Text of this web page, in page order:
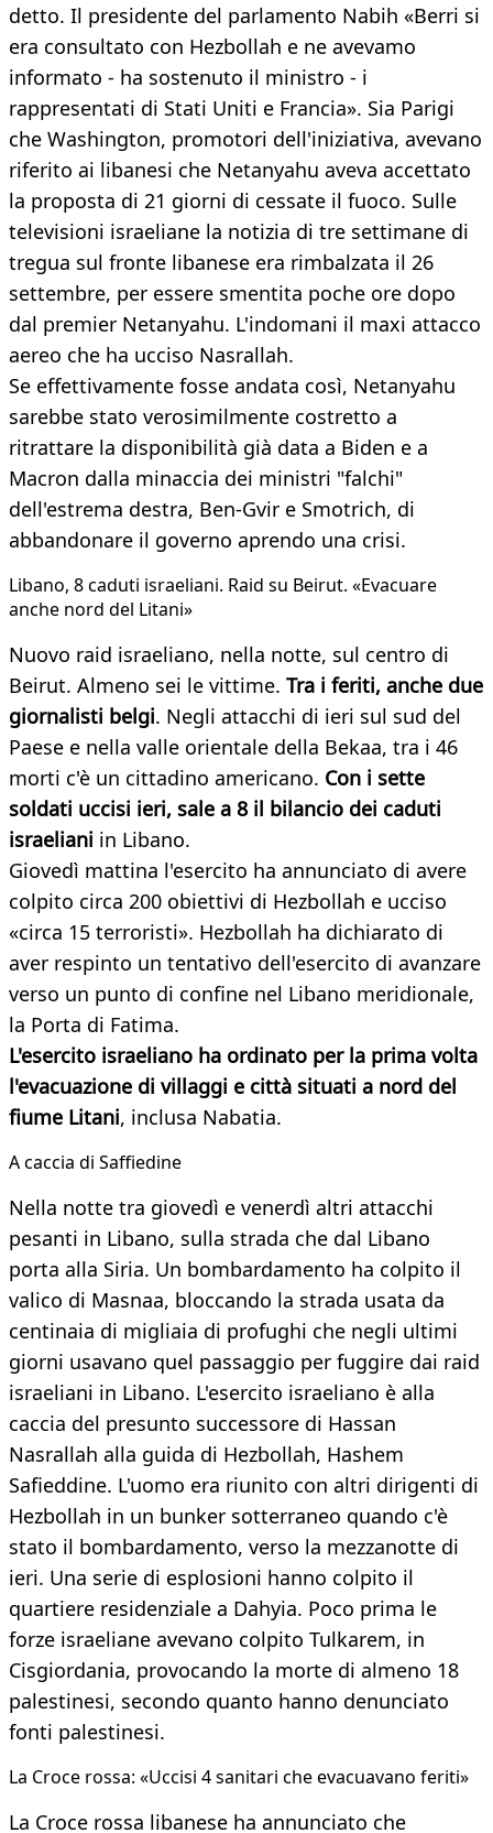
detto. Il presidente del parlamento Nabih «Berri si
era consultato con Hezbollah e ne avevamo
informato - ha sostenuto il ministro - i
rappresentati di Stati Uniti e Francia». Sia Parigi
che Washington, promotori dell'iniziativa, avevano
riferito ai libanesi che Netanyahu aveva accettato
la proposta di 21 giorni di cessate il fuoco. Sulle
televisioni israeliane la notizia di tre settimane di
tregua sul fronte libanese era rimbalzata il 26
settembre, per essere smentita poche ore dopo
dal premier Netanyahu. L'indomani il maxi attacco
aereo che ha ucciso Nasrallah.
Se effettivamente fosse andata così, Netanyahu
sarebbe stato verosimilmente costretto a
ritrattare la disponibilità già data a Biden e a
Macron dalla minaccia dei ministri "falchi"
dell'estrema destra, Ben-Gvir e Smotrich, di
abbandonare il governo aprendo una crisi.
Libano, 8 caduti israeliani. Raid su Beirut. «Evacuare
anche nord del Litani»
Nuovo raid israeliano, nella notte, sul centro di
Beirut. Almeno sei le vittime. Tra i feriti, anche due
giornalisti belgi. Negli attacchi di ieri sul sud del
Paese e nella valle orientale della Bekaa, tra i 46
morti c'è un cittadino americano. Con i sette
soldati uccisi ieri, sale a 8 il bilancio dei caduti
israeliani in Libano.
Giovedì mattina l'esercito ha annunciato di avere
colpito circa 200 obiettivi di Hezbollah e ucciso
«circa 15 terroristi». Hezbollah ha dichiarato di
aver respinto un tentativo dell'esercito di avanzare
verso un punto di confine nel Libano meridionale,
la Porta di Fatima.
L'esercito israeliano ha ordinato per la prima volta
l'evacuazione di villaggi e città situati a nord del
fiume Litani, inclusa Nabatia.
A caccia di Saffiedine
Nella notte tra giovedì e venerdì altri attacchi
pesanti in Libano, sulla strada che dal Libano
porta alla Siria. Un bombardamento ha colpito il
valico di Masnaa, bloccando la strada usata da
centinaia di migliaia di profughi che negli ultimi
giorni usavano quel passaggio per fuggire dai raid
israeliani in Libano. L'esercito israeliano è alla
caccia del presunto successore di Hassan
Nasrallah alla guida di Hezbollah, Hashem
Safieddine. L'uomo era riunito con altri dirigenti di
Hezbollah in un bunker sotterraneo quando c'è
stato il bombardamento, verso la mezzanotte di
ieri. Una serie di esplosioni hanno colpito il
quartiere residenziale a Dahyia. Poco prima le
forze israeliane avevano colpito Tulkarem, in
Cisgiordania, provocando la morte di almeno 18
palestinesi, secondo quanto hanno denunciato
fonti palestinesi.
La Croce rossa: «Uccisi 4 sanitari che evacuavano feriti»
La Croce rossa libanese ha annunciato che